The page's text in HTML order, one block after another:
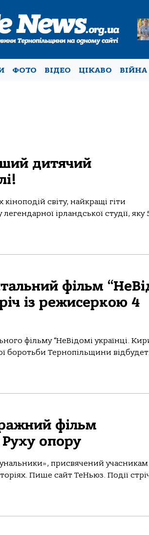
ФОТО ВІДЕО ЦІКАВО
дитячий
світу, найкращі гіти
ірландської студії, яку
фільм
із режисеркою 4
фільму “НеВідомі українці.
боротьби Тернопільщини
фільм
опору
присвячений учасникам
Пише сайт ТеНьюз. Події